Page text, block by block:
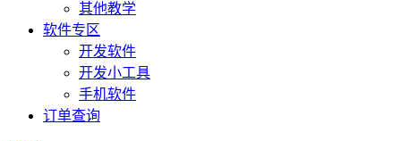
其他教学
软件专区
开发软件
开发小工具
手机软件
订单查询